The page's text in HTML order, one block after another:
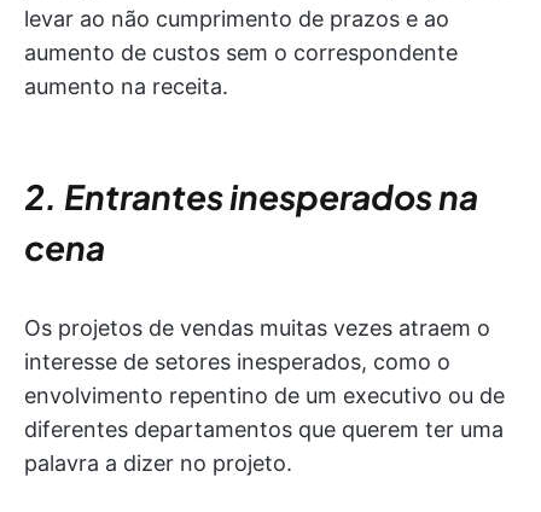
levar ao não cumprimento de prazos e ao
aumento de custos sem o correspondente
aumento na receita.
2. Entrantes inesperados na
cena
Os projetos de vendas muitas vezes atraem o
interesse de setores inesperados, como o
envolvimento repentino de um executivo ou de
diferentes departamentos que querem ter uma
palavra a dizer no projeto.